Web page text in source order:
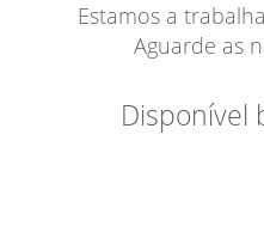
Estamos a
Aguarde as
Disponível